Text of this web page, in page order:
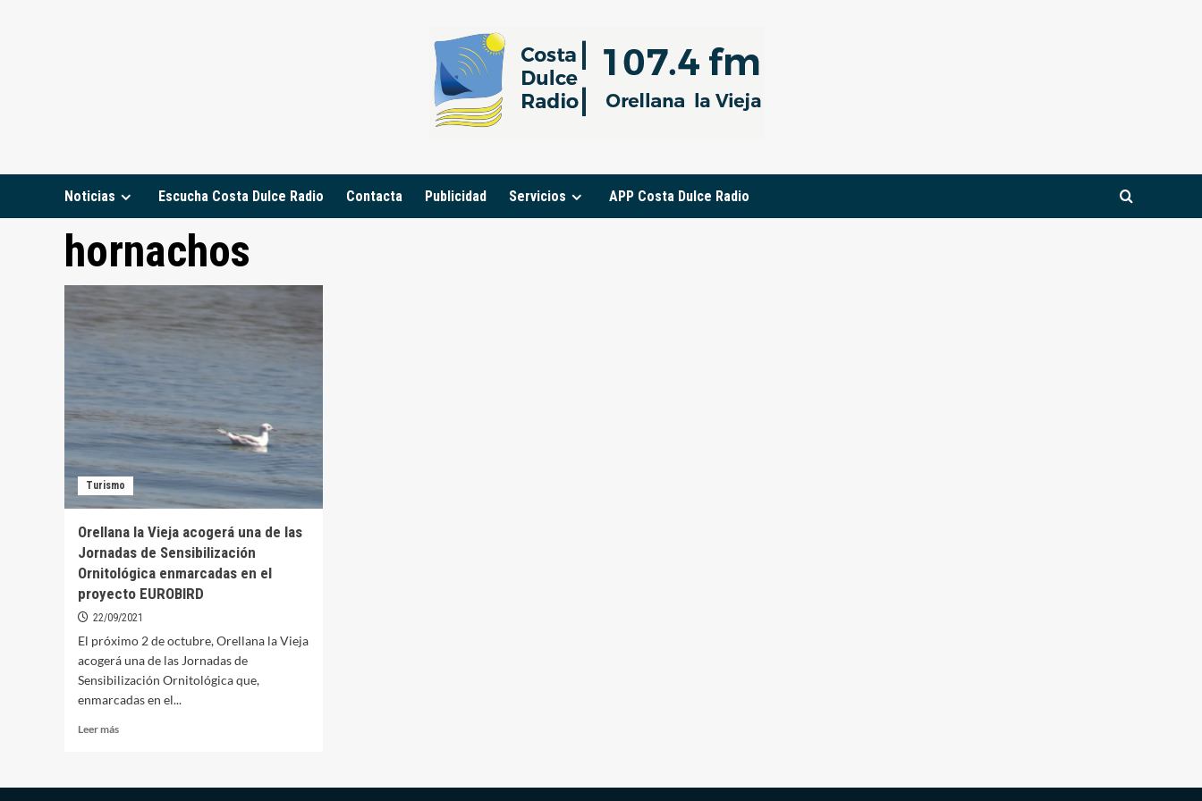
Noticias Escucha Costa Dulce Radio Contacta Publicidad Servicios APP Costa Dulce Radio
hornachos
Turismo
Orellana la Vieja acogerá una de las
Jornadas de Sensibilización
Ornitológica enmarcadas en el
proyecto EUROBIRD
22/09/2021
El próximo 2 de octubre, Orellana la Vieja
acogerá una de las Jornadas de
Sensibilización Ornitológica que,
enmarcadas en el...
Leer másLeer